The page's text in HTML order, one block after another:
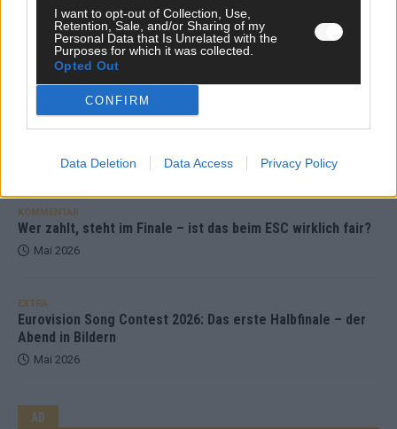
I want to opt-out of Collection, Use,
Retention, Sale, and/or Sharing of my
Personal Data that Is Unrelated with the
Purposes for which it was collected.
Opted Out
CONFIRM
Data Deletion Data Access Privacy Policy
JJ hat den Abend gerettet – der Rest des ESC-Halbfinales
war solide, aber kein Feuerwerk
Mai 2026
ESC-Halbfinale 2: Das sagen die Wettquoten – vier sicher,
Mai 2026
KOMMENTAR
Wer zahlt, steht im Finale – ist das beim ESC wirklich fair?
Mai 2026
EXTRA
Eurovision Song Contest 2026: Das erste Halbfinale – der
Abend in Bildern
Mai 2026
AD